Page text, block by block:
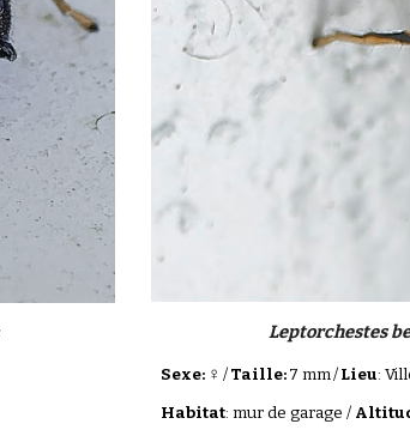
Leptorchestes
Sexe: ♀ /Taille:7 mm/Lieu:
Habitat: mur de garage /